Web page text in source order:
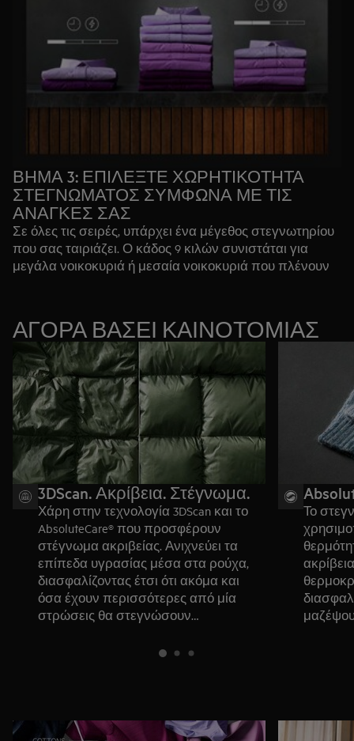
Κάθε επόμενη σειρά είναι πιο ενισχυμένη, έτσι σε κάθε
νέο επίπεδο οι δυνατότητες είναι αυξημένες.
Χρησιμοποιήστε το
εργαλείο σύγκρισης για να δείτε με
μια ματιά όλα τα βασικά χαρακτηριστικά.
ΒΗΜΑ 3: ΕΠΙΛΕΞΤΕ ΧΩΡΗΤΙΚΟΤΗΤΑ
ΣΤΕΓΝΩΜΑΤΟΣ ΣΥΜΦΩΝΑ ΜΕ ΤΙΣ
ΑΝΑΓΚΕΣ ΣΑΣ
Σε όλες τις σειρές, υπάρχει ένα μέγεθος στεγνωτηρίου
που σας ταιριάζει. Ο κάδος 9 κιλών συνιστάται για
μεγάλα νοικοκυριά ή μεσαία νοικοκυριά που πλένουν
νοικοκυριά, ενώ ο κάδος 7 κιλών είναι ιδανικός για
μικρότερα νοικοκυριά.
ΤΙ ΠΡΕΠΕΙ ΝΑ ΓΝΩΡΙΖΕΤΕ: Το καινοτόμο ProSense®
(περιλαμβάνεται σε κάθε στεγνωτήριο AEG)
χρησιμοποιεί προηγμένους αισθητήρες υγρασίας και
θερμοκρασίας για να προσαρμόζει την κατανάλωση
ενέργειας για μεγάλα και μικρά φορτία.
ΑΓΟΡΑ ΒΑΣΕΙ ΚΑΙΝΟΤΟΜΙΑΣ
3DScan. Ακρίβεια. Στέγνωμα.
Χάρη στην τεχνολογία 3DScan και το
AbsoluteCare® που προσφέρουν
στέγνωμα ακριβείας. Ανιχνεύει τα
επίπεδα υγρασίας μέσα στα ρούχα,
διασφαλίζοντας έτσι ότι ακόμα και
όσα έχουν περισσότερες από μία
στρώσεις θα στεγνώσουν
Το